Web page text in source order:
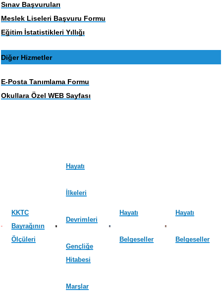
Sınav Başvuruları
Meslek Liseleri Başvuru Formu
Eğitim İstatistikleri Yıllığı
Diğer Hizmetler
E-Posta Tanımlama Formu
Okullara Özel WEB Sayfası
KKTC
Bayrağının
Ölçüleri
Hayatı
İlkeleri
Devrimleri
Gençliğe
Hitabesi
Marşlar
Hayatı
Belgeseller
Hayatı
Belgeseller